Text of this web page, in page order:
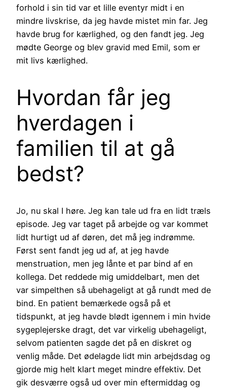
forhold i sin tid var et lille eventyr midt i en
mindre livskrise, da jeg havde mistet min far. Jeg
havde brug for kærlighed, og den fandt jeg. Jeg
mødte George og blev gravid med Emil, som er
mit livs kærlighed.
Hvordan får jeg
hverdagen i
familien til at gå
bedst?
Jo, nu skal I høre. Jeg kan tale ud fra en lidt træls
episode. Jeg var taget på arbejde og var kommet
lidt hurtigt ud af døren, det må jeg indrømme.
Først sent fandt jeg ud af, at jeg havde
menstruation, men jeg lånte et par bind af en
kollega. Det reddede mig umiddelbart, men det
var simpelthen så ubehageligt at gå rundt med de
bind. En patient bemærkede også på et
tidspunkt, at jeg havde blødt igennem i min hvide
sygeplejerske dragt, det var virkelig ubehageligt,
selvom patienten sagde det på en diskret og
venlig måde. Det ødelagde lidt min arbejdsdag og
gjorde mig helt klart meget mindre effektiv. Det
gik desværre også ud over min eftermiddag og